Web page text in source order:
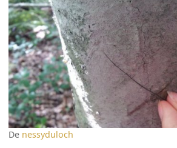
De nessyduloch